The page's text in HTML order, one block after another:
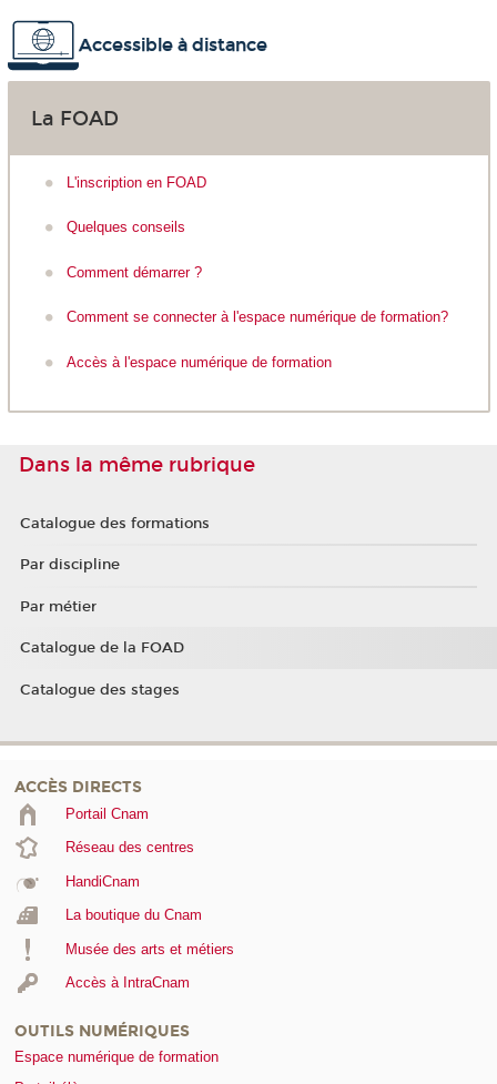
Accessible à distance
La FOAD
L'inscription en FOAD
Quelques conseils
Comment démarrer ?
Comment se connecter à l'espace numérique de formation?
Accès à l'espace numérique de formation
Dans la même rubrique
Catalogue des formations
Par discipline
Par métier
Catalogue de la FOAD
Catalogue des stages
ACCÈS DIRECTS
Portail Cnam
Réseau des centres
HandiCnam
La boutique du Cnam
Musée des arts et métiers
Accès à IntraCnam
OUTILS NUMÉRIQUES
Espace numérique de formation